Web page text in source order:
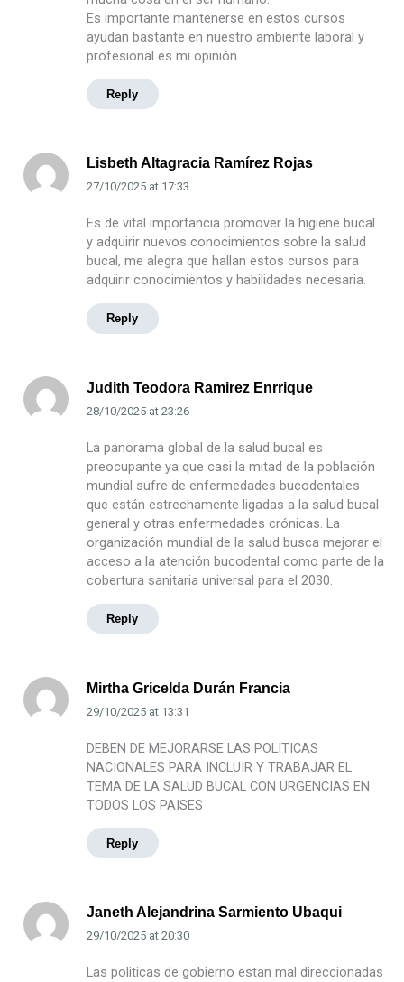
Es importante mantenerse en estos cursos
ayudan bastante en nuestro ambiente laboral y
profesional es mi opinión .
Reply
Lisbeth Altagracia Ramírez Rojas
27/10/2025at 17:33
Es de vital importancia promover la higiene bucal
y adquirir nuevos conocimientos sobre la salud
bucal, me alegra que hallan estos cursos para
adquirir conocimientos y habilidades necesaria.
Reply
Judith Teodora Ramirez Enrrique
28/10/2025at 23:26
La panorama global de la salud bucal es
preocupante ya que casi la mitad de la población
mundial sufre de enfermedades bucodentales
que están estrechamente ligadas a la salud bucal
general y otras enfermedades crónicas. La
organización mundial de la salud busca mejorar el
acceso a la atención bucodental como parte de la
cobertura sanitaria universal para el 2030.
Reply
Mirtha Gricelda Durán Francia
29/10/2025at 13:31
DEBEN DE MEJORARSE LAS POLITICAS
NACIONALES PARA INCLUIR Y TRABAJAR EL
TEMA DE LA SALUD BUCAL CON URGENCIAS EN
TODOS LOS PAISES
Reply
Janeth Alejandrina Sarmiento Ubaqui
29/10/2025at 20:30
Las politicas de gobierno estan mal direccionadas